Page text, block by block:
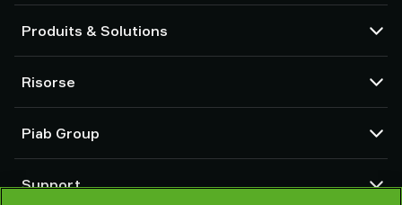
Produits & Solutions
Ventouses et préhenseurs souples
Composants de main de préhension robotisée (EOAT)
Solutions de préhension pour robots et cobots
Accessoires de systèmes et de solutions
Transporteur pneumatique pour poudre et vrac
Risorse
Configuratori di prodotto
Condizioni generali di vendita
Déclaration de confidentialité
Piab Group
Une organisation mondiale
Support